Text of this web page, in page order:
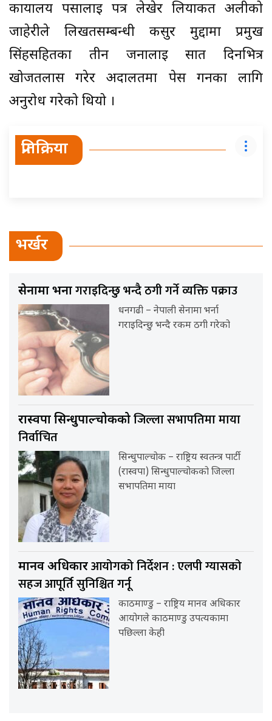
कार्यालय पर्सालाई पत्र लेखेर लियाकत अलीको
जाहेरीले लिखतसम्बन्धी कसुर मुद्दामा प्रमुख
सिंहसहितका तीन जनालाई सात दिनभित्र
खोजतलास गरेर अदालतमा पेस गर्नका लागि
अनुरोध गरेको थियो ।
प्रतिक्रिया
भर्खर
सेनामा भर्नागराइदिन्छु भन्दै ठगी गर्ने व्यक्ति पक्राउ
धनगढी – नेपाली सेनामा भर्ना
गराइदिन्छु भन्दै रकम ठगी गरेको
रास्वपा सिन्धुपाल्चोककोजिल्ला सभापतिमा माया
निर्वाचित
सिन्धुपाल्चोक – राष्ट्रिय स्वतन्त्र पार्टी
(रास्वपा) सिन्धुपाल्चोकको जिल्ला
सभापतिमा माया
मानव अधिकारआयोगको निर्देशन : एलपी ग्यासको
सहज आपूर्ति सुनिश्चित गर्नू
काठमाण्डु – राष्ट्रिय मानव अधिकार
आयोगले काठमाण्डु उपत्यकामा
पछिल्ला केही